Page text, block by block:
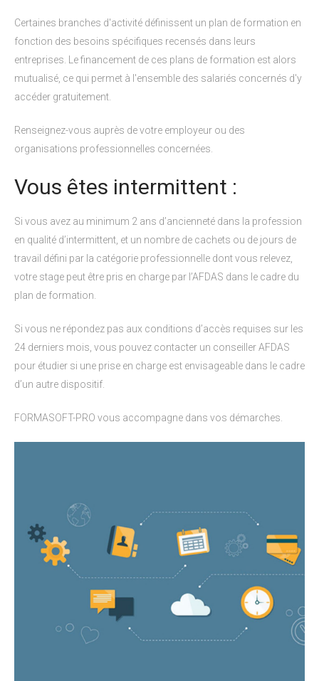
Certaines branches d'activité définissent un plan de formation en
fonction des besoins spécifiques recensés dans leurs
entreprises. Le financement de ces plans de formation est alors
mutualisé, ce qui permet à l'ensemble des salariés concernés d'y
accéder gratuitement.
Renseignez-vous auprès de votre employeur ou des
organisations professionnelles concernées.
Vous êtes intermittent :
Si vous avez au minimum 2 ans d’ancienneté dans la profession
en qualité d’intermittent, et un nombre de cachets ou de jours de
travail défini par la catégorie professionnelle dont vous relevez,
votre stage peut être pris en charge par l’AFDAS dans le cadre du
plan de formation.
Si vous ne répondez pas aux conditions d’accès requises sur les
24 derniers mois, vous pouvez contacter un conseiller AFDAS
pour étudier si une prise en charge est envisageable dans le cadre
d’un autre dispositif.
FORMASOFT-PRO vous accompagne dans vos démarches.